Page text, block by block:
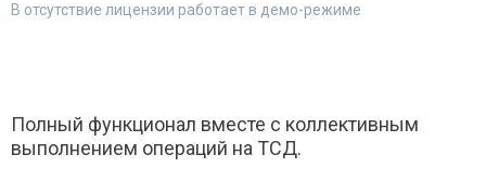
В отсутствие лицензии работает в демо-режиме
Полный функционал вместе с коллективным
выполнением операций на ТСД.